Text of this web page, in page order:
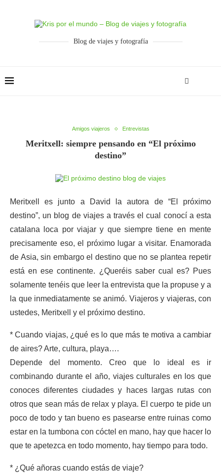
Blog de viajes y fotografía
Amigos viajeros Entrevistas
Meritxell: siempre pensando en “El próximo
destino”
Meritxell es junto a David la autora de “El próximo
destino”, un blog de viajes a través el cual conocí a esta
catalana loca por viajar y que siempre tiene en mente
precisamente eso, el próximo lugar a visitar. Enamorada
de Asia, sin embargo el destino que no se plantea repetir
está en ese continente. ¿Queréis saber cual es? Pues
solamente tenéis que leer la entrevista que la propuse y a
la que inmediatamente se animó. Viajeros y viajeras, con
ustedes, Meritxell y el próximo destino.
* Cuando viajas, ¿qué es lo que más te motiva a cambiar
de aires? Arte, cultura, playa….
Depende del momento. Creo que lo ideal es ir
combinando durante el año, viajes culturales en los que
conoces diferentes ciudades y haces largas rutas con
otros que sean más de relax y playa. El cuerpo te pide un
poco de todo y tan bueno es pasearse entre ruinas como
estar en la tumbona con cóctel en mano, hay que hacer lo
que te apetezca en todo momento, hay tiempo para todo.
* ¿Qué añoras cuando estás de viaje?